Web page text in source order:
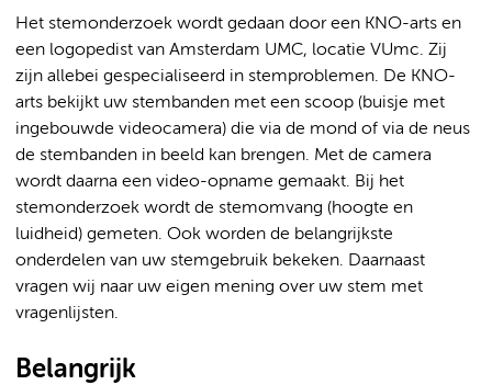
Het stemonderzoek wordt gedaan door een KNO-arts en
een logopedist van Amsterdam UMC, locatie VUmc. Zij
zijn allebei gespecialiseerd in stemproblemen. De KNO-
arts bekijkt uw stembanden met een scoop (buisje met
ingebouwde videocamera) die via de mond of via de neus
de stembanden in beeld kan brengen. Met de camera
wordt daarna een video-opname gemaakt. Bij het
stemonderzoek wordt de stemomvang (hoogte en
luidheid) gemeten. Ook worden de belangrijkste
onderdelen van uw stemgebruik bekeken. Daarnaast
vragen wij naar uw eigen mening over uw stem met
vragenlijsten.
Belangrijk